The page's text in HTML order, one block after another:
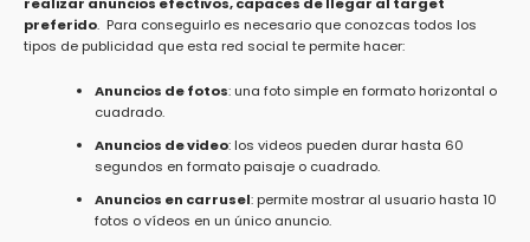
preferido. Para conseguirlo es necesario que conozcas todos los
tipos de publicidad que esta red social te permite hacer:
Anuncios de fotos: una foto simple en formato horizontal o
cuadrado.
Anuncios de video: los videos pueden durar hasta 60
segundos en formato paisaje o cuadrado.
Anuncios en carrusel: permite mostrar al usuario hasta 10
fotos o vídeos en un único anuncio.